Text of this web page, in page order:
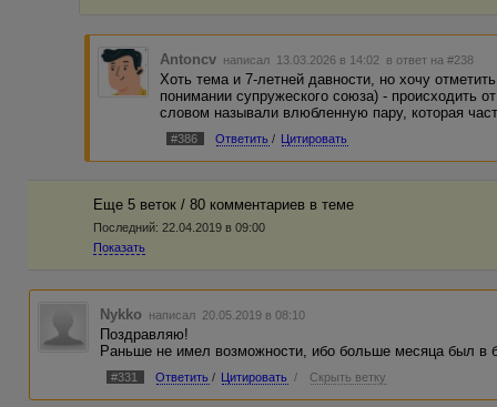
Antoncv написал 13.03.2026 в 14:02 в ответ на #238
Хоть тема и 7-летней давности, но хочу
понимании супружеского союза) - происходить
словом называли влюбленную пару, которая
#386 Ответить / Цитировать
Еще 5 веток / 80 комментариев в темe
Последний: 22.04.2019 в 09:00
Показать
Nykko написал 20.05.2019 в 08:10
Поздравляю!
Раньше не имел возможности, ибо больше месяца был в
#331 Ответить / Цитировать / Скрыть ветку